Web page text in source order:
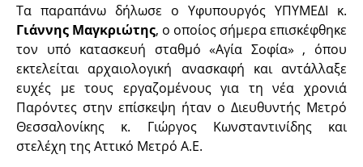
Τα παραπάνω δήλωσε ο Υφυπουργός ΥΠΥΜΕΔΙ κ.
Γιάννης Μαγκριώτης, ο οποίος σήμερα επισκέφθηκε
τον υπό κατασκευή σταθμό «Αγία Σοφία» , όπου
εκτελείται αρχαιολογική ανασκαφή και αντάλλαξε
ευχές με τους εργαζομένους για τη νέα χρονιά
Παρόντες στην επίσκεψη ήταν ο Διευθυντής Μετρό
Θεσσαλονίκης κ. Γιώργος Κωνσταντινίδης και
στελέχη της Αττικό Μετρό Α.Ε.